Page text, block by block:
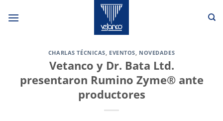
CHARLAS TÉCNICAS, EVENTOS, NOVEDADES
Vetanco y Dr. Bata Ltd.
presentaron Rumino Zyme® ante
productores